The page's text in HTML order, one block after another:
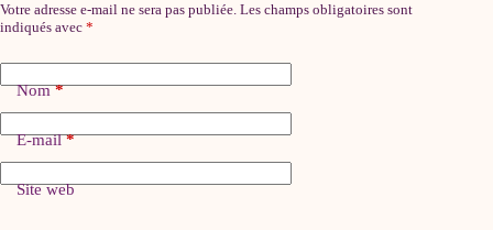
Votre adresse e-mail ne sera pas publiée. Les champs obligatoires sont
indiqués avec *
Nom*
E-mail*
Site web